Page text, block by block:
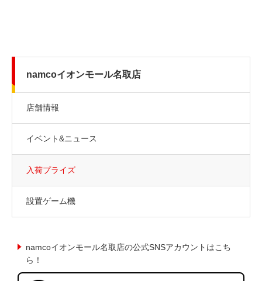
namcoイオンモール名取店
店舗情報
イベント&ニュース
入荷プライズ
設置ゲーム機
namcoイオンモール名取店の公式SNSアカウントはこち
ら！